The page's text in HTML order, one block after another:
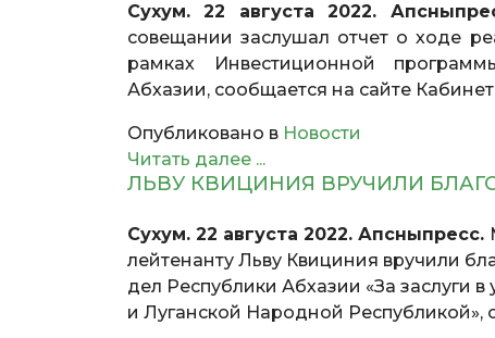
Сухум. 22 августа 2022.
совещании заслушал отчет о ходе
рамках Инвестиционной
Абхазии, сообщается на сайте
Опубликовано в Новости
Читать далее ...
ЛЬВУ КВИЦИНИЯ ВРУЧИЛИ
Сухум. 22 августа 2022. Апсныпресс.
лейтенанту Льву Квициния вручили
дел Республики Абхазии «За заслуги
и Луганской Народной